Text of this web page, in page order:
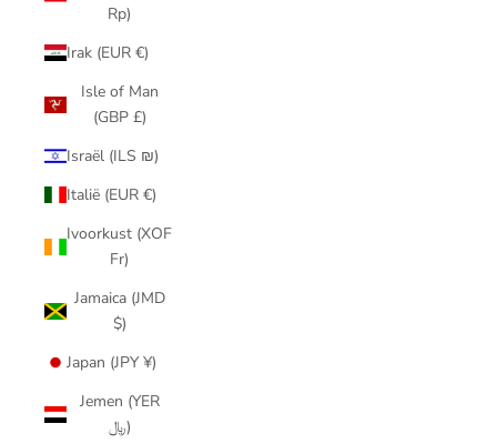
Rp)
Irak (EUR €)
Isle of Man
(GBP £)
Israël (ILS ₪)
Italië (EUR €)
Ivoorkust (XOF
Fr)
Jamaica (JMD
$)
Japan (JPY ¥)
Jemen (YER
﷼)